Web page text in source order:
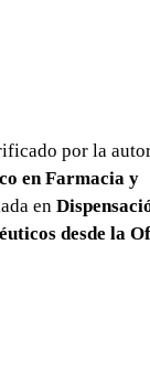
por la
en Farmacia y
en
desde la